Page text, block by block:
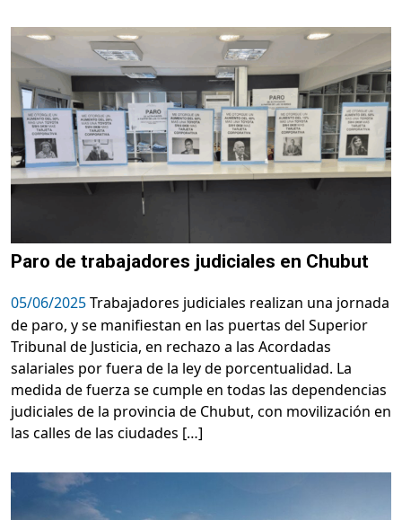
Paro de trabajadores judiciales en Chubut
05/06/2025Trabajadores judiciales realizan una jornada
de paro, y se manifiestan en las puertas del Superior
Tribunal de Justicia, en rechazo a las Acordadas
salariales por fuera de la ley de porcentualidad. La
medida de fuerza se cumple en todas las dependencias
judiciales de la provincia de Chubut, con movilización en
las calles de las ciudades […]